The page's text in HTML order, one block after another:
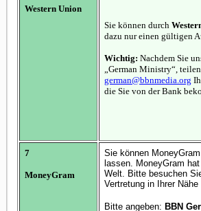
Western Union
Sie können durch
dazu nur einen gültigen
Wichtig: Nachdem Sie
„German Ministry“,
german@bbnmedia.org
die Sie von der Bank
7
MoneyGram
Sie können
lassen. MoneyGram
Welt. Bitte besuchen
Vertretung in Ihrer
Bitte angeben: BBN